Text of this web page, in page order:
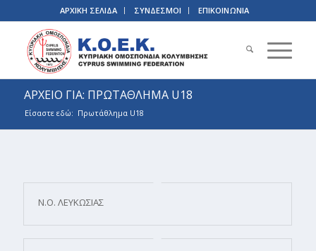
ΑΡΧΙΚΗ ΣΕΛΙΔΑ ΣΥΝΔΕΣΜΟΙ ΕΠΙΚΟΙΝΩΝΙΑ
ΑΡΧΕΙΟ ΓΙΑ: ΠΡΩΤΑΘΛΗΜΑ U18
Είσαστε εδώ: Πρωτάθλημα U18
Ν.Ο. ΛΕΥΚΩΣΙΑΣ